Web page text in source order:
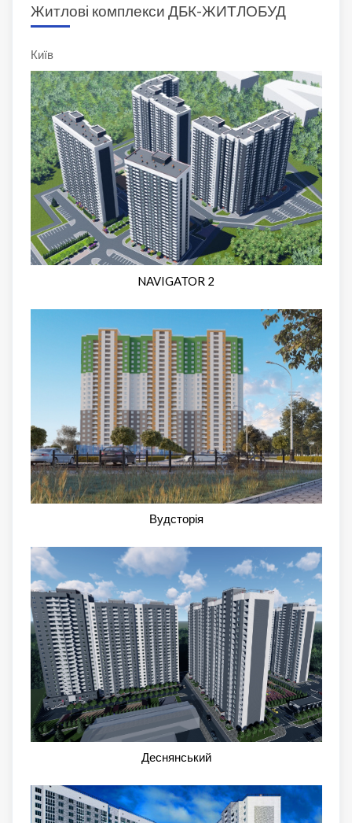
Житлові комплекси ДБК-ЖИТЛОБУД
Київ
NAVIGATOR 2
Вудсторія
Деснянський